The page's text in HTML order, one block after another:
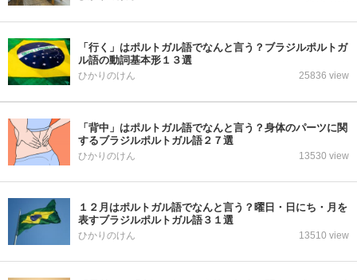
「行く」はポルトガル語でなんと言う？ブラジルポルトガ
ル語の動詞基本形１３選
ひかりのけん 25836 view
「背中」はポルトガル語でなんと言う？身体のパーツに関
するブラジルポルトガル語２７選
ひかりのけん 13530 view
１２月はポルトガル語でなんと言う？曜日・日にち・月を
表すブラジルポルトガル語３１選
ひかりのけん 13510 view